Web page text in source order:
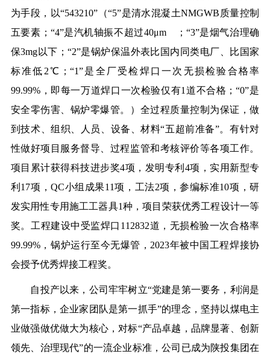
为手段，以“543210”（“5”是清水混凝土NMGWB质量控制
五要素；“4”是汽机轴振不超过40μm ；“3”是烟气治理确
保3mg以下；“2”是锅炉保温外表比国内同类电厂、比国家
标准低2℃；“1”是全厂受检焊口一次无损检验合格率
99.99%，即每一万道焊口一次检验仅有1道不合格；“0”是
安全零伤害、锅炉零爆管。）全过程质量控制为保证，做
到技术、组织、人员、设备、材料“五超前准备”。有针对
性做好项目服务督导、过程监管和考核评价等各项工作。
项目累计获得科技进步奖4项，发明专利4项，实用新型专
利17项，QC小组成果11项，工法2项，参编标准10项，研
发实用性专用施工工器具1种，项目荣获优秀工程设计一等
奖。工程建设中受监焊口112832道，无损检验一次合格率
99.99%，锅炉运行至今无爆管，2023年被中国工程焊接协
会授予优秀焊接工程奖。
自投产以来，公司牢牢树立“党建是第一要务，利润是
第一指标，企业家团队是第一抓手”的理念，坚持以煤电主
业做强做优做大为核心，对标“产品卓越，品牌显著、创新
领先、治理现代”的一流企业标准，公司已成为陕投集团在